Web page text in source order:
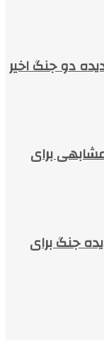
دو جنگ اخیر
برای
جنگ برای